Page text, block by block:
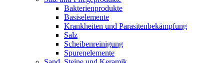
Bakterienprodukte
Basiselemente
Krankheiten und Parasitenbekämpfung
Salz
Scheibenreinigung
Spurenelemente